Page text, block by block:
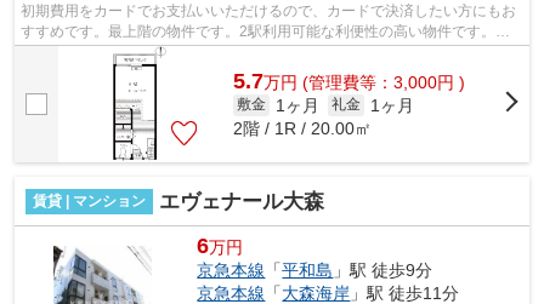
初期費用をカードでお支払いいただけるので、カードで決済したい方にもお
すすめです。最上階の物件です。2駅利用可能な利便性の高い物件です。駅
まで徒歩7分なので、アクセスの良い物...
5.7万円 (管理費等：3,000円 )
敷金 1ヶ月 礼金
1ヶ月
2階 / 1R / 20.00㎡
賃貸 | マンション エヴェナール大森
6万円
京急本線 「平和島 」駅 徒歩9分
京急本線 「大森海岸 」駅 徒歩11分